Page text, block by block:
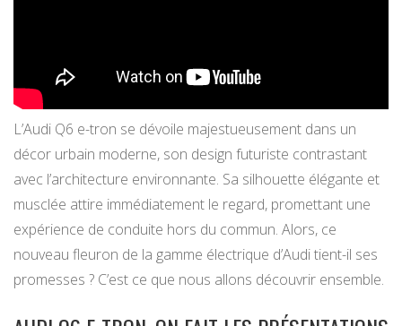
L’Audi Q6 e-tron se dévoile majestueusement dans un
décor urbain moderne, son design futuriste contrastant
avec l’architecture environnante. Sa silhouette élégante et
musclée attire immédiatement le regard, promettant une
expérience de conduite hors du commun. Alors, ce
nouveau fleuron de la gamme électrique d’Audi tient-il ses
promesses ? C’est ce que nous allons découvrir ensemble.